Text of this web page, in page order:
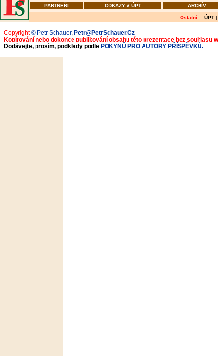
PARTNEŘI
ODKAZY V ÚPT ARCHÍV
Ostatní: ÚPT |
Copyright© Petr Schauer, Petr@PetrSchauer.Cz
Kopírování nebo dokonce publikování obsahu této prezentace bez souhlasu
Dodávejte, prosím, podklady podle POKYNŮ PRO AUTORY PŘÍSPĚVKŮ.